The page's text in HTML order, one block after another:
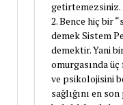
getirtemezsiniz.
2. Bence hiç bir
demek Sistem
demektir. Yani
omurgasında
ve psikolojisini
sağlığını en